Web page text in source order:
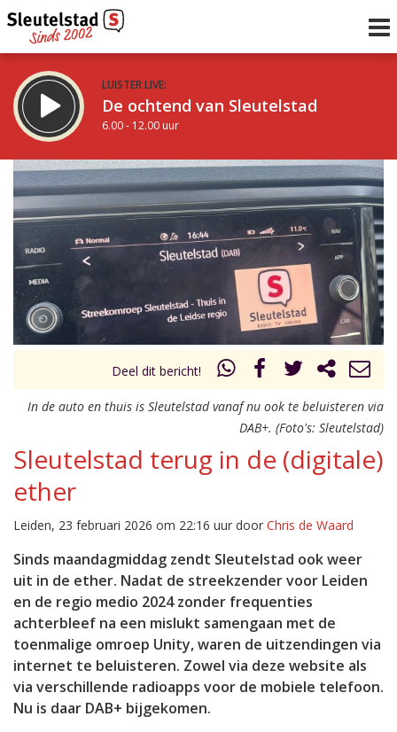
LUISTER LIVE:
De ochtend van Sleutelstad
6.00 - 12.00 uur
STRAKS:
De middag van Sleutelstad
12.00 - 19.00 uur
Vorig uur
uur 1 van 0 Volgend uur
Deel dit bericht!
In de auto en thuis is Sleutelstad vanaf nu ook te beluisteren via
DAB+. (Foto's: Sleutelstad)
Sleutelstad terug in de (digitale)
ether
Leiden, 23 februari 2026 om 22:16 uur door Chris de Waard
Sinds maandagmiddag zendt Sleutelstad ook weer
uit in de ether. Nadat de streekzender voor Leiden
en de regio medio 2024 zonder frequenties
achterbleef na een mislukt samengaan met de
toenmalige omroep Unity, waren de uitzendingen via
internet te beluisteren. Zowel via deze website als
via verschillende radioapps voor de mobiele telefoon.
Nu is daar DAB+ bijgekomen.